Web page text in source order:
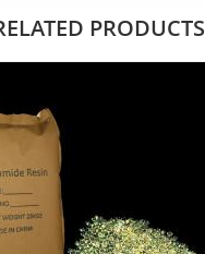
PRODUCTS